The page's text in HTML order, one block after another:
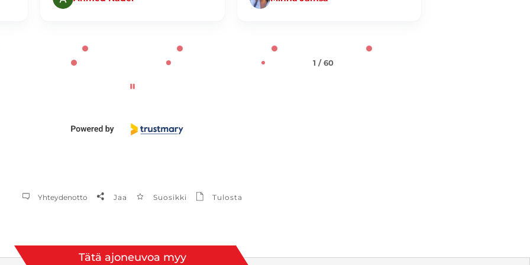
1 / 60
Yhteydenotto Jaa Suosikki Tulosta
Tätä ajoneuvoa myy